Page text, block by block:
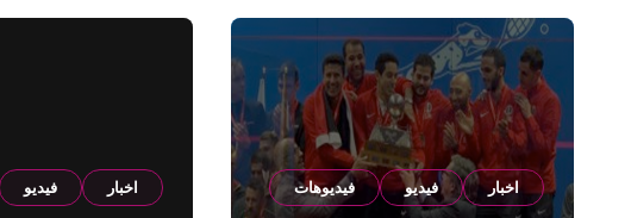
اخبار فيديو فيديوهات اخبار فيديو